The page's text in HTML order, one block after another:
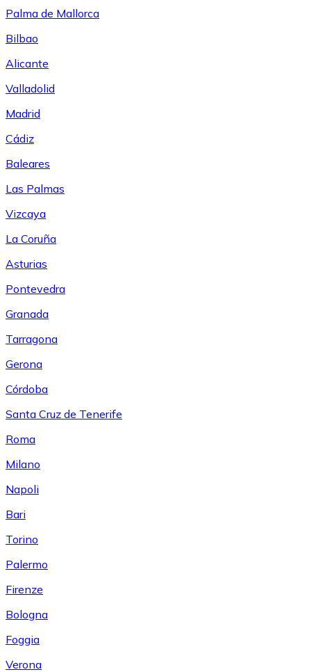
Palma de Mallorca
Bilbao
Alicante
Valladolid
Madrid
Cádiz
Baleares
Las Palmas
Vizcaya
La Coruña
Asturias
Pontevedra
Granada
Tarragona
Gerona
Córdoba
Santa Cruz de Tenerife
Roma
Milano
Napoli
Bari
Torino
Palermo
Firenze
Bologna
Foggia
Verona